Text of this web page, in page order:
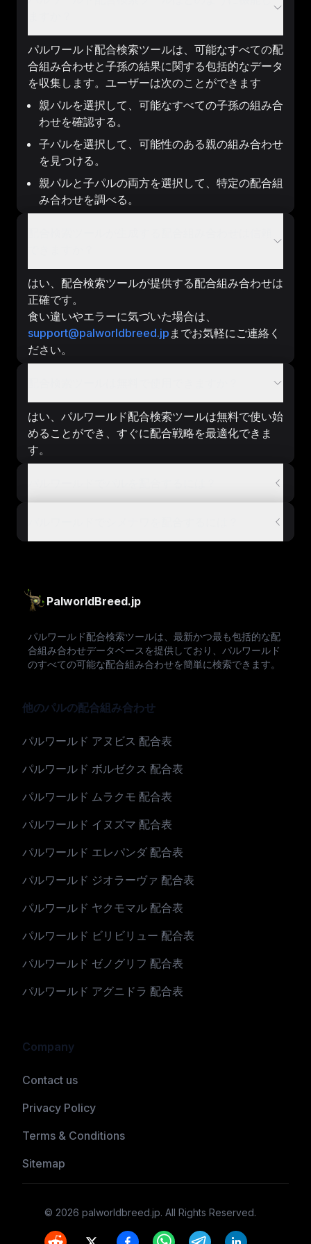
パルワールド配合検索ツールは、可能なすべての配
合組み合わせと子孫の結果に関する包括的なデータ
を収集します。ユーザーは次のことができます
親パルを選択して、可能なすべての子孫の組み合
わせを確認する。
子パルを選択して、可能性のある親の組み合わせ
を見つける。
親パルと子パルの両方を選択して、特定の配合組
み合わせを調べる。
はい、配合検索ツールが提供する配合組み合わせは
正確です。
食い違いやエラーに気づいた場合は、
support@palworldbreed.jp までお気軽にご連絡く
ださい。
はい、パルワールド配合検索ツールは無料で使い始
めることができ、すぐに配合戦略を最適化できま
す。
PalworldBreed.jp
パルワールド配合検索ツールは、最新かつ最も包括的な配
合組み合わせデータベースを提供しており、パルワールド
のすべての可能な配合組み合わせを簡単に検索できます。
他のパルの配合組み合わせ
パルワールド アヌビス 配合表
パルワールド ボルゼクス 配合表
パルワールド ムラクモ 配合表
パルワールド イヌズマ 配合表
パルワールド エレパンダ 配合表
パルワールド ジオラーヴァ 配合表
パルワールド ヤクモマル 配合表
パルワールド ビリビリュー 配合表
パルワールド ゼノグリフ 配合表
パルワールド アグニドラ 配合表
Company
Contact us
Privacy Policy
Terms & Conditions
Sitemap
© 2026 palworldbreed.jp. All Rights Reserved.